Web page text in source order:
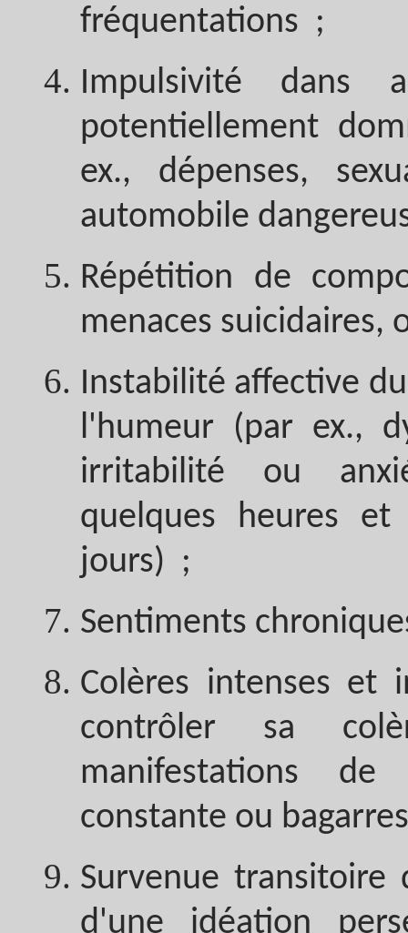
fréquentations ;
Impulsivité dans
potentiellement
ex., dépenses,
automobile
Répétition de
menaces
Instabilité affective
l'humeur (par ex.,
irritabilité ou
quelques heures
jours) ;
Sentiments
Colères intenses et
contrôler sa
manifestations de
constante ou
Survenue transitoire
d'une idéation